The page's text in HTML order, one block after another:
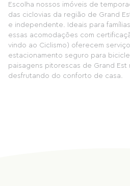
Escolha nossos imóveis de
das ciclovias da região de Grand
e independente. Ideais para
essas acomodações com
vindo ao Ciclismo) oferecem
estacionamento seguro para
paisagens pitorescas de Grand
desfrutando do conforto de casa.